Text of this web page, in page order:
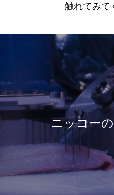
触れてみて
ニッコー